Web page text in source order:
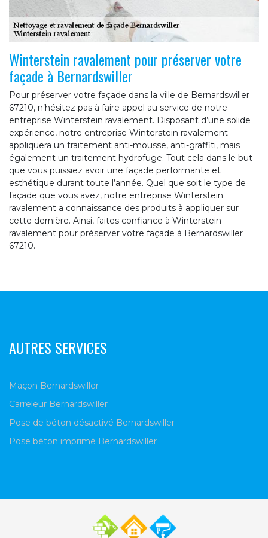
Winterstein ravalement pour préserver votre
façade à Bernardswiller
Pour préserver votre façade dans la ville de Bernardswiller
67210, n’hésitez pas à faire appel au service de notre
entreprise Winterstein ravalement. Disposant d’une solide
expérience, notre entreprise Winterstein ravalement
appliquera un traitement anti-mousse, anti-graffiti, mais
également un traitement hydrofuge. Tout cela dans le but
que vous puissiez avoir une façade performante et
esthétique durant toute l’année. Quel que soit le type de
façade que vous avez, notre entreprise Winterstein
ravalement a connaissance des produits à appliquer sur
cette dernière. Ainsi, faites confiance à Winterstein
ravalement pour préserver votre façade à Bernardswiller
67210.
AUTRES SERVICES
Maçon Bernardswiller
Carreleur Bernardswiller
Pose de béton désactivé Bernardswiller
Pose béton imprimé Bernardswiller